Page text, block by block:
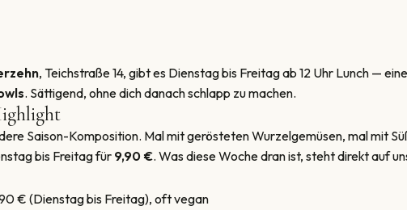
, Teichstraße 14, gibt es Dienstag bis Freitag ab 12 Uhr Lunch —
. Sättigend, ohne dich danach schlapp zu machen.
Saison-Komposition. Mal mit gerösteten Wurzelgemüsen, mal mit
bis Freitag für 9,90 €. Was diese Woche dran ist, steht direkt auf
€ (Dienstag bis Freitag), oft vegan